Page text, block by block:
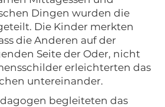
Dingen wurden die
Die Kinder merkten
die Anderen auf der
Seite der Oder, nicht
erleichterten das
untereinander.
begleiteten das